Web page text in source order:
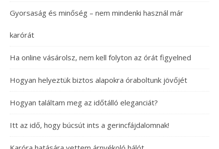
Gyorsaság és minőség – nem mindenki használ már
karórát
Ha online vásárolsz, nem kell folyton az órát figyelned
Hogyan helyeztük biztos alapokra óraboltunk jövőjét
Hogyan találtam meg az időtálló eleganciát?
Itt az idő, hogy búcsút ints a gerincfájdalomnak!